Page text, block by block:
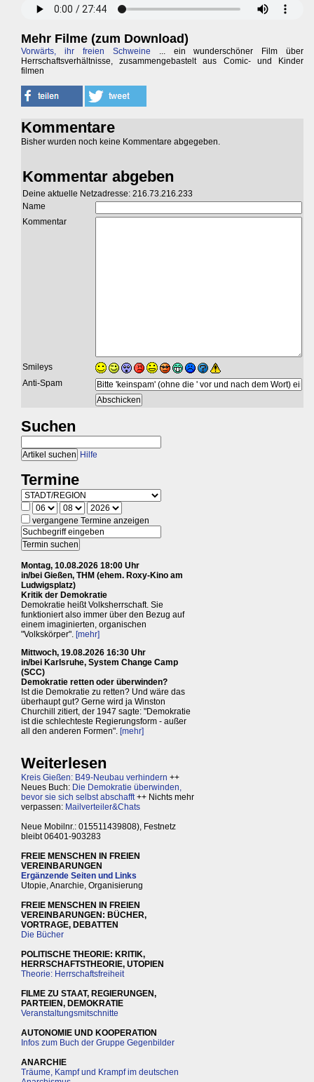
Mehr Filme (zum Download)
Vorwärts, ihr freien Schweine ... ein wunderschöner Film über
Herrschaftsverhältnisse, zusammengebastelt aus Comic- und Kinder
filmen
Kommentare
Bisher wurden noch keine Kommentare abgegeben.
Kommentar abgeben
Deine aktuelle Netzadresse: 216.73.216.233
Name
Kommentar
Smileys
Anti-Spam
Suchen
Hilfe
Termine
vergangene Termine anzeigen
Montag, 10.08.2026 18:00 Uhr
in/bei Gießen, THM (ehem. Roxy-Kino am
Ludwigsplatz)
Kritik der Demokratie
Demokratie heißt Volksherrschaft. Sie
funktioniert also immer über den Bezug auf
einem imaginierten, organischen
"Volkskörper". [mehr]
Mittwoch, 19.08.2026 16:30 Uhr
in/bei Karlsruhe, System Change Camp
(SCC)
Demokratie retten oder überwinden?
Ist die Demokratie zu retten? Und wäre das
überhaupt gut? Gerne wird ja Winston
Churchill zitiert, der 1947 sagte: "Demokratie
ist die schlechteste Regierungsform - außer
all den anderen Formen". [mehr]
Weiterlesen
Kreis Gießen: B49-Neubau verhindern ++
Neues Buch: Die Demokratie überwinden,
bevor sie sich selbst abschafft++ Nichts mehr
verpassen: Mailverteiler&Chats
Neue Mobilnr.: 015511439808), Festnetz
bleibt 06401-903283
FREIE MENSCHEN IN FREIEN
VEREINBARUNGEN
Ergänzende Seiten und Links
Utopie, Anarchie, Organisierung
FREIE MENSCHEN IN FREIEN
VEREINBARUNGEN: BÜCHER,
VORTRAGE, DEBATTEN
Die Bücher
POLITISCHE THEORIE: KRITIK,
HERRSCHAFTSTHEORIE, UTOPIEN
Theorie: Herrschaftsfreiheit
FILME ZU STAAT, REGIERUNGEN,
PARTEIEN, DEMOKRATIE
Veranstaltungsmitschnitte
AUTONOMIE UND KOOPERATION
Infos zum Buch der Gruppe Gegenbilder
ANARCHIE
Träume, Kampf und Krampf im deutschen